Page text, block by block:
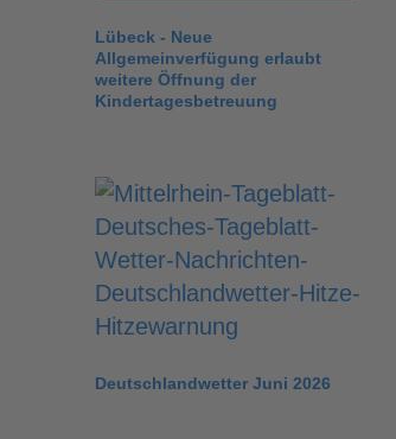
Lübeck - Neue
Allgemeinverfügung erlaubt
weitere Öffnung der
Kindertagesbetreuung
Deutschlandwetter Juni 2026